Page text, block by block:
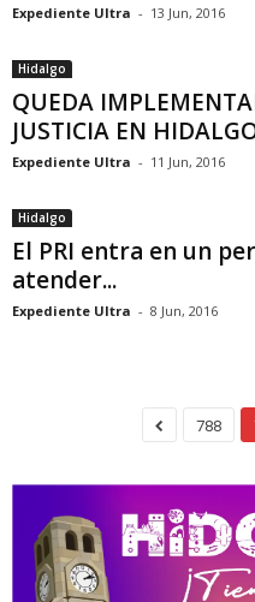
Expediente Ultra - 13 Jun, 2016
Hidalgo
QUEDA
JUSTICIA EN
Expediente Ultra - 11 Jun, 2016
Hidalgo
El PRI entra en un
atender...
Expediente Ultra - 8 Jun, 2016
788